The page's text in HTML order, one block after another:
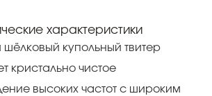
характеристики
купольный твитер
кристально чистое
высоких частот с широким